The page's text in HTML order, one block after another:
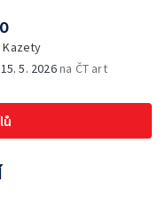
Kazety
15. 5. 2026na ČT art